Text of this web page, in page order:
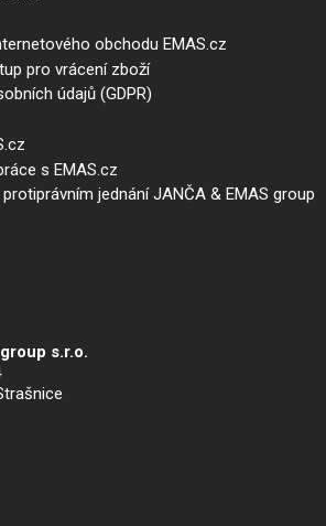
obchodu EMAS.cz
pro vrácení zboží
údajů (GDPR)
s EMAS.cz
jednání JANČA & EMAS group
s.r.o.